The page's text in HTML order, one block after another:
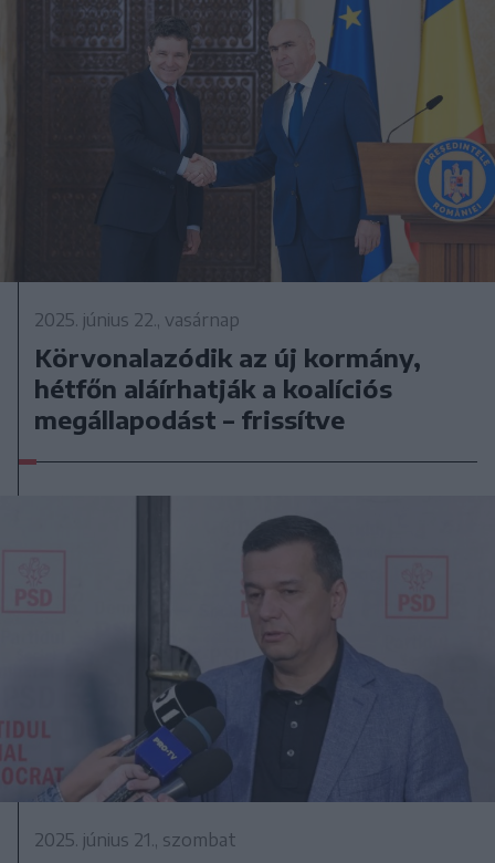
2025. június 22., vasárnap
Körvonalazódik az új kormány,
hétfőn aláírhatják a koalíciós
megállapodást – frissítve
2025. június 21., szombat